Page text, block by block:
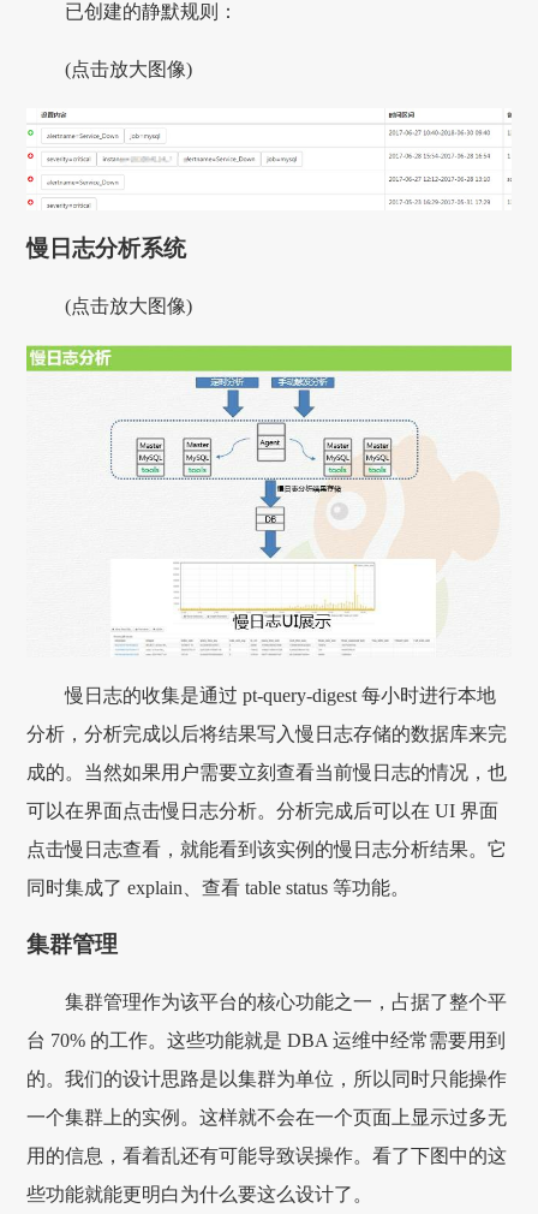
已创建的静默规则：
(点击放大图像)
慢日志分析系统
(点击放大图像)
慢日志的收集是通过 pt-query-digest 每小时进行本地
分析，分析完成以后将结果写入慢日志存储的数据库来完
成的。当然如果用户需要立刻查看当前慢日志的情况，也
可以在界面点击慢日志分析。分析完成后可以在 UI 界面
点击慢日志查看，就能看到该实例的慢日志分析结果。它
同时集成了 explain、查看 table status 等功能。
集群管理
集群管理作为该平台的核心功能之一，占据了整个平
台 70% 的工作。这些功能就是 DBA 运维中经常需要用到
的。我们的设计思路是以集群为单位，所以同时只能操作
一个集群上的实例。这样就不会在一个页面上显示过多无
用的信息，看着乱还有可能导致误操作。看了下图中的这
些功能就能更明白为什么要这么设计了。